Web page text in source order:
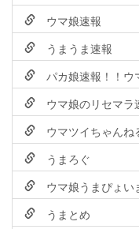
ウマ娘速報
うまうま速報
パカ娘速報！！ウ
ウマ娘のリセマラ
ウマツイちゃんね
うまろぐ
ウマ娘うまぴょい
うまとめ